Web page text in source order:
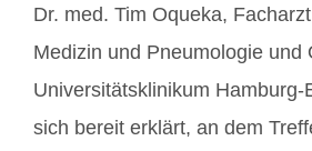
Dr. med. Tim Oqueka,
Medizin und Pneumologie und
Universitätsklinikum Hamburg-
sich bereit erklärt, an dem